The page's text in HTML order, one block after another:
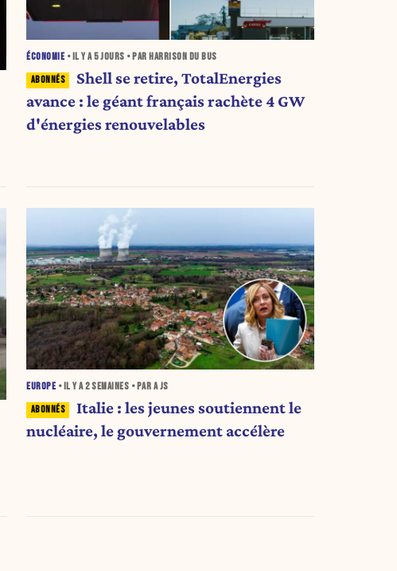
ÉCONOMIE • IL Y A5 JOURS • PAR HARRISON DU BUS
Shell se retire, TotalEnergies
avance : le géant français rachète 4 GW
d'énergies renouvelables
EUROPE • IL Y A2 SEMAINES • PAR A JS
Italie : les jeunes soutiennent le
nucléaire, le gouvernement accélère